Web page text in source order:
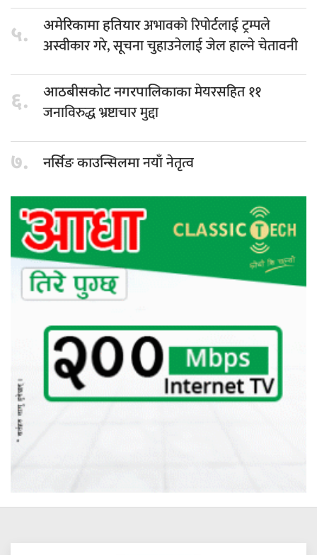
५. अमेरिकामा हतियारअभावको रिपोर्टलाई ट्रम्पले
अस्वीकार गरे, सूचना चुहाउनेलाई जेल हाल्ने चेतावनी
६. आठबीसकोट नगरपालिकाकामेयरसहित ११
जनाविरुद्ध भ्रष्टाचार मुद्दा
७. नर्सिङ काउन्सिलमानयाँ नेतृत्व